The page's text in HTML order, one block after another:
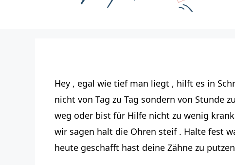
Hey , egal wie tief man liegt , hilft es in
nicht von Tag zu Tag sondern von Stunde
weg oder bist für Hilfe nicht zu wenig
wir sagen halt die Ohren steif . Halte fest
heute geschafft hast deine Zähne zu